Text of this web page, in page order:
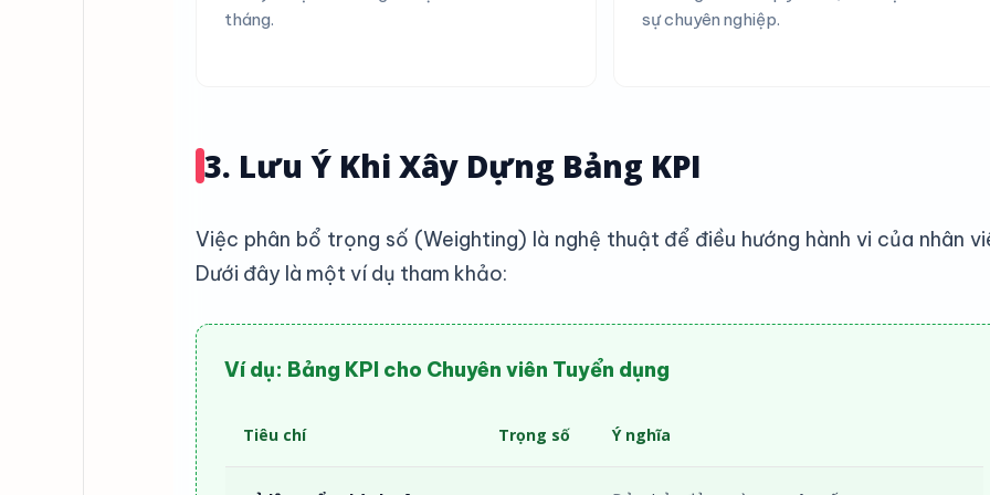
tháng.
sự chuyên nghiệp.
3. Lưu Ý Khi Xây Dựng Bảng KPI
Việc phân bổ trọng số (Weighting) là nghệ thuật để điều hướng hành vi của nhân
Dưới đây là một ví dụ tham khảo:
Ví dụ: Bảng KPI cho Chuyên viên Tuyển dụng
Tiêu chí Trọng số Ý nghĩa